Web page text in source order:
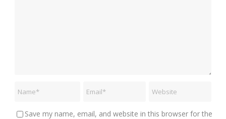
Save my name, email, and website in this browser for the